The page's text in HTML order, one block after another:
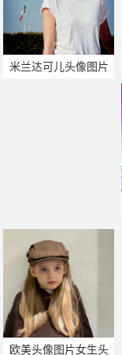
米兰达可儿头像图片
欧美头像图片女生头